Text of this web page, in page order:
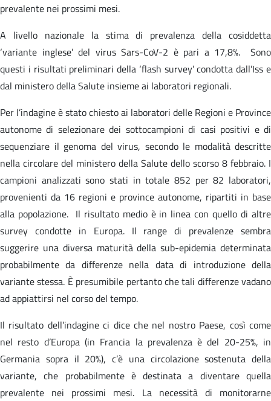
prevalente nei prossimi mesi.
A livello nazionale la stima di prevalenza della cosiddetta
‘variante inglese’ del virus Sars-CoV-2 è pari a 17,8%. Sono
questi i risultati preliminari della ‘flash survey’ condotta dall’Iss e
dal ministero della Salute insieme ai laboratori regionali.
Per l’indagine è stato chiesto ai laboratori delle Regioni e Province
autonome di selezionare dei sottocampioni di casi positivi e di
sequenziare il genoma del virus, secondo le modalità descritte
nella circolare del ministero della Salute dello scorso 8 febbraio. I
campioni analizzati sono stati in totale 852 per 82 laboratori,
provenienti da 16 regioni e province autonome, ripartiti in base
alla popolazione. Il risultato medio è in linea con quello di altre
survey condotte in Europa. Il range di prevalenze sembra
suggerire una diversa maturità della sub-epidemia determinata
probabilmente da differenze nella data di introduzione della
variante stessa. È presumibile pertanto che tali differenze vadano
ad appiattirsi nel corso del tempo.
Il risultato dell’indagine ci dice che nel nostro Paese, così come
nel resto d’Europa (in Francia la prevalenza è del 20-25%, in
Germania sopra il 20%), c’è una circolazione sostenuta della
variante, che probabilmente è destinata a diventare quella
prevalente nei prossimi mesi. La necessità di monitorarne